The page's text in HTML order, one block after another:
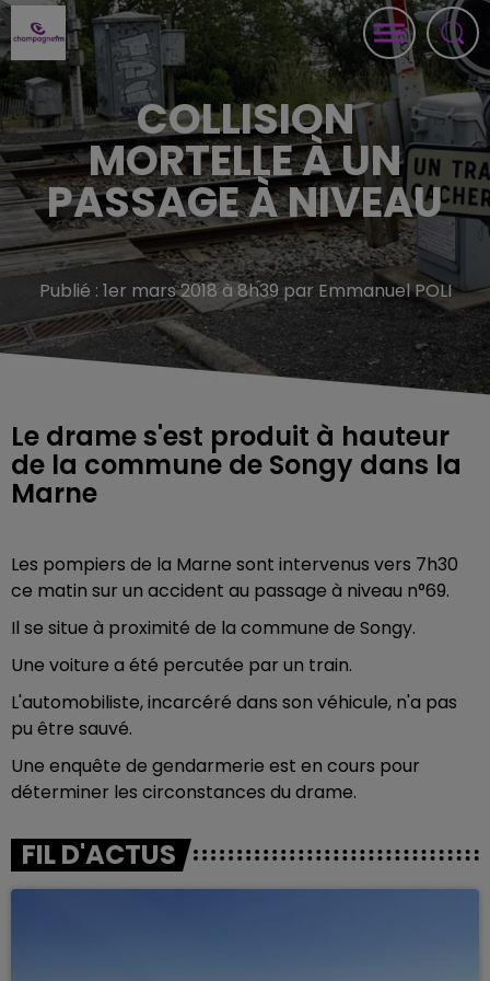
COLLISION
MORTELLE À UN
PASSAGE À NIVEAU
Publié : 1er mars 2018 à 8h39 par Emmanuel POLI
Le drame s'est produit à hauteur
de la commune de Songy dans la
Marne
Les pompiers de la Marne sont intervenus vers 7h30
ce matin sur un accident au passage à niveau n°69.
Il se situe à proximité de la commune de Songy.
Une voiture a été percutée par un train.
L'automobiliste, incarcéré dans son véhicule, n'a pas
pu être sauvé.
Une enquête de gendarmerie est en cours pour
déterminer les circonstances du drame.
FIL D'ACTUS